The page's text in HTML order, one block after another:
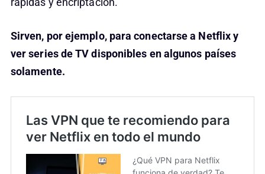
Sirven, por ejemplo, para conectarse a Netflix y
ver series de TV disponibles en algunos países
solamente.